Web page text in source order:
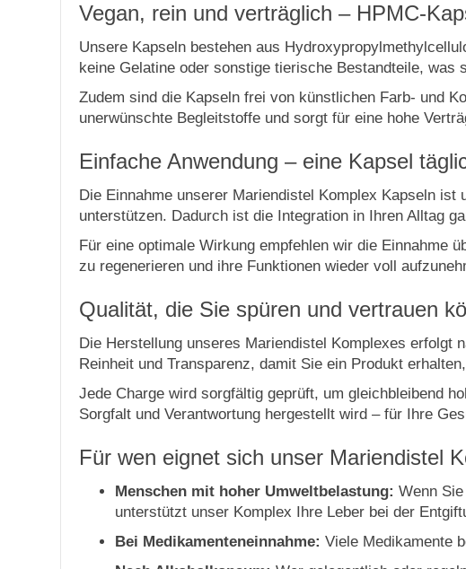
Vegan, rein und verträglich – HPMC-
Unsere Kapseln bestehen aus
keine Gelatine oder sonstige tierische Bestandteile, was
Zudem sind die Kapseln frei von künstlichen Farb- und
unerwünschte Begleitstoffe und sorgt für eine hohe
Einfache Anwendung – eine Kapsel
Die Einnahme unserer Mariendistel Komplex Kapseln
unterstützen. Dadurch ist die Integration in Ihren Alltag
Für eine optimale Wirkung empfehlen wir die Einnahme
zu regenerieren und ihre Funktionen wieder voll
Qualität, die Sie spüren und vertrauen
Die Herstellung unseres Mariendistel Komplexes erfolgt
Reinheit und Transparenz, damit Sie ein Produkt
Jede Charge wird sorgfältig geprüft, um gleichbleibend
Sorgfalt und Verantwortung hergestellt wird – für Ihre
Für wen eignet sich unser Mariendistel
Menschen mit hoher Umweltbelastung: Wenn
unterstützt unser Komplex Ihre Leber bei der
Bei Medikamenteneinnahme: Viele Medikamente